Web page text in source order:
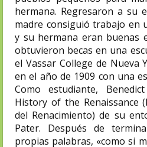
hermana. Regresaron a su
madre consiguió trabajo en
y su hermana eran buenas
obtuvieron becas en una
el Vassar College de Nueva
en el año de 1909 con una
Como estudiante,
History of the Renaissance
del Renacimiento) de su
Pater. Después de
propias palabras, «como si